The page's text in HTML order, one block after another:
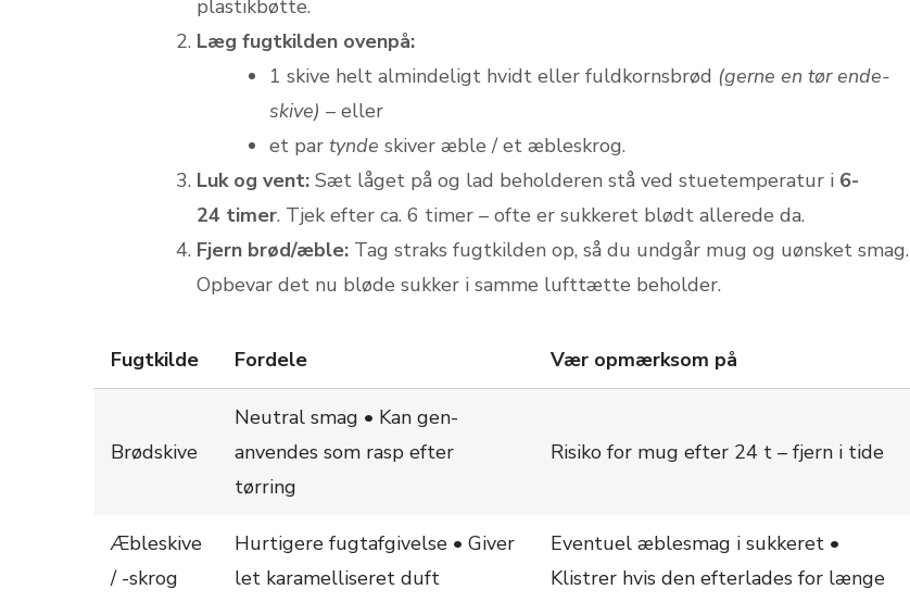
plastikbøtte.
Læg fugtkilden ovenpå:
1 skive helt almindeligt hvidt eller fuldkornsbrød (gerne en tør ende­
skive) – eller
et par tynde skiver æble / et æbleskrog.
Luk og vent: Sæt låget på og lad beholderen stå ved stuetemperatur i 6-
24 timer. Tjek efter ca. 6 timer – ofte er sukkeret blødt allerede da.
Fjern brød/æble: Tag straks fugtkilden op, så du undgår mug og uønsket smag.
Opbevar det nu bløde sukker i samme lufttætte beholder.
Fugtkilde Fordele Vær opmærksom på
Brødskive
Neutral smag • Kan gen­
anvendes som rasp efter
tørring
Risiko for mug efter 24 t – fjern i tide
Æbleskive
/ -skrog
Hurtigere fugt­afgivelse • Giver
let karamelliseret duft
Eventuel æble­smag i sukkeret •
Klistrer hvis den efterlades for længe